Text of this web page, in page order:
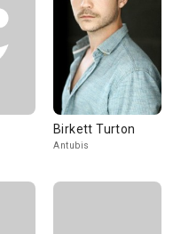
Birkett Turton
Antubis